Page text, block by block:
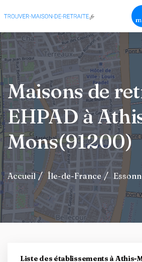
Maisons de
EHPAD à
Mons(91200)
Accueil Île-de-France
Liste des établissements à Athis-